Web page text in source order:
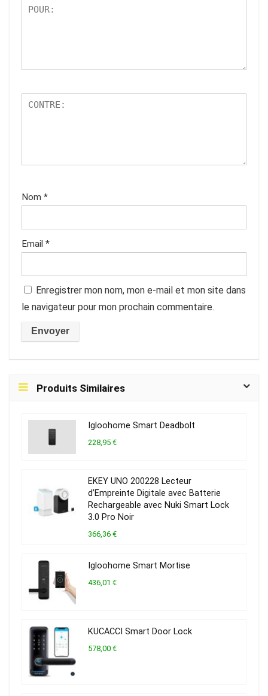
Nom *
Email *
Enregistrer mon nom, mon e-mail et mon site dans
le navigateur pour mon prochain commentaire.
Produits Similaires
Igloohome Smart Deadbolt
228,95 €
EKEY UNO 200228 Lecteur
d’Empreinte Digitale avec Batterie
Rechargeable avec Nuki Smart Lock
3.0 Pro Noir
366,36 €
Igloohome Smart Mortise
436,01 €
KUCACCI Smart Door Lock
578,00 €